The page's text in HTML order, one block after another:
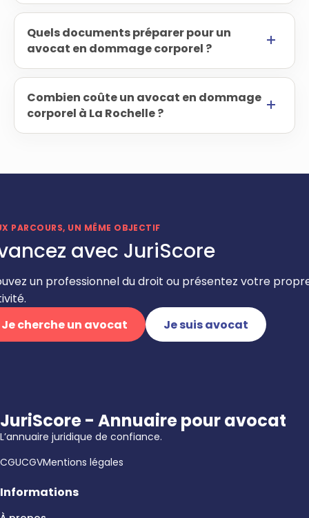
Quels documents préparer pour un
avocat en dommage corporel ?
Combien coûte un avocat en dommage
corporel à La Rochelle ?
PARCOURS, UN MÊME OBJECTIF
avec JuriScore
un professionnel du droit ou présentez votre
Je cherche un avocat
Je suis avocat
JuriScore - Annuaire pour avocat
L’annuaire juridique de confiance.
CGUCGVMentions légales
Informations